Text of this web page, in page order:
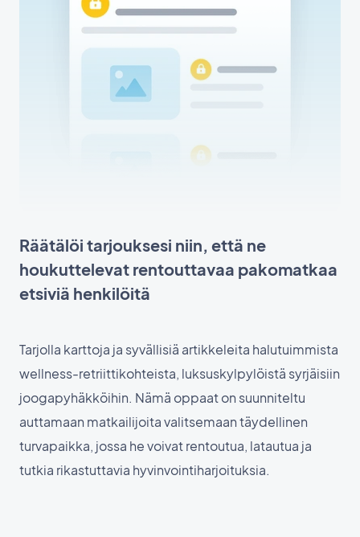
Räätälöi tarjouksesi niin, että ne
houkuttelevat rentouttavaa pakomatkaa
etsiviä henkilöitä
Tarjolla karttoja ja syvällisiä artikkeleita halutuimmista
wellness-retriittikohteista, luksuskylpylöistä syrjäisiin
joogapyhäkköihin. Nämä oppaat on suunniteltu
auttamaan matkailijoita valitsemaan täydellinen
turvapaikka, jossa he voivat rentoutua, latautua ja
tutkia rikastuttavia hyvinvointiharjoituksia.